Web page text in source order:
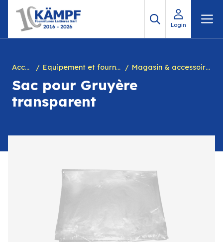
contenu
Login
Accueil Equipement et fournitures pour fromagerie Magasin & accessoires divers
Sac pour Gruyère
transparent